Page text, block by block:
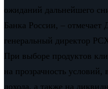
ожиданий дальнейшего
Банка России, – отмечает
генеральный директор
При выборе продуктов
на прозрачность условий,
дохода, а также на